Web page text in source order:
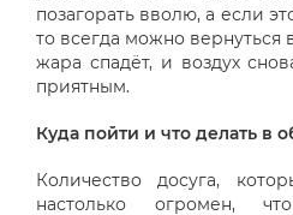
позагорать вволю, а если
то всегда можно вернуться
жара спадёт, и воздух
приятным.
Куда пойти и что делать в
Количество досуга,
настолько огромен,